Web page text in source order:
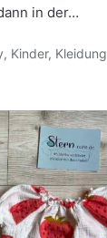
in der…
, Kinder, Kleidung